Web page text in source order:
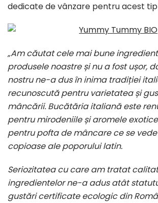
dedicate de vânzare pentru acest
„Am căutat cele mai bune
produsele noastre și nu a fost ușor,
nostru ne-a dus în inima tradiției
recunoscută pentru varietatea și
mâncării. Bucătăria italiană este
pentru mirodeniile și aromele
pentru pofta de mâncare ce se
copioase ale poporului latin.
Seriozitatea cu care am tratat
ingredientelor ne-a adus atât
gustări certificate ecologic din